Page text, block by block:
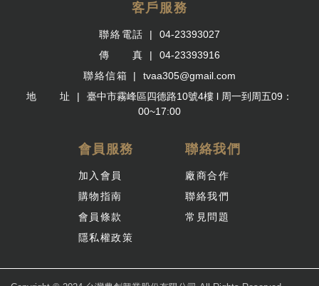
客戶服務
聯絡電話
04-23393027
傳 真
04-23393916
聯絡信箱
tvaa305@gmail.com
地 址
臺中市霧峰區四德路10號4樓 l 周一到周五09：
00~17:00
會員服務
加入會員
購物指南
會員條款
隱私權政策
聯絡我們
廠商合作
聯絡我們
常見問題